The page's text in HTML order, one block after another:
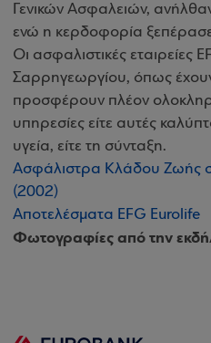
Γενικών Ασφαλειών,
ενώ η κερδοφορία
Οι ασφαλιστικές εταιρείες
Σαρρηγεωργίου, όπως
προσφέρουν πλέον
υπηρεσίες είτε αυτές
υγεία, είτε τη σύνταξη.
Ασφάλιστρα Κλάδου Ζωής
(2002)
Αποτελέσματα EFG Eurolife
Φωτογραφίες από την